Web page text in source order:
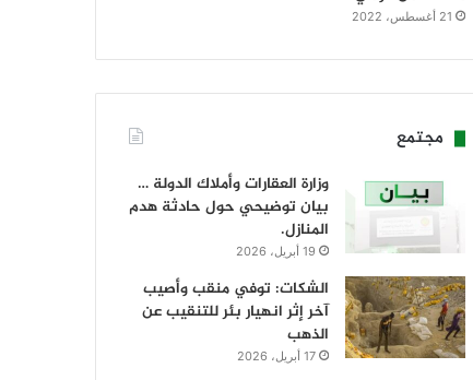
21 أغسطس، 2022
مجتمع
وزارة العقارات وأملاك الدولة …
بيان توضيحي حول حادثة هدم
المنازل.
19 أبريل، 2026
الشكات: توفي منقب وأصيب
آخر إثر انهيار بئر للتنقيب عن
الذهب
17 أبريل، 2026